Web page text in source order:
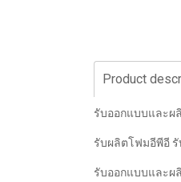
Product
รับออกแบบและผ
รับผลิตโฟมอีพีอี
รับออกแบบและผ